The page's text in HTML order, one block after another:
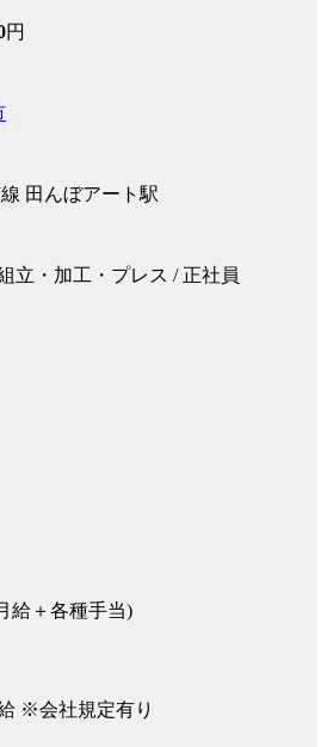
円
田んぼアート駅
立・加工・プレス / 正社員
給＋各種手当)
※会社規定有り